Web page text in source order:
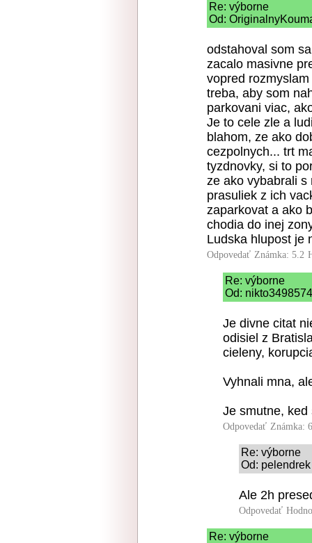
Re: výborne
Od:
odstahoval som
zacalo masivne
vopred
treba, aby som
parkovani viac,
Je to cele zle a
blahom, ze ako
cezpolnych... trt
tyzdnovky, si to
ze ako vybabrali s
prasuliek z ich
zaparkovat a ako
chodia do inej
Ludska hlupost je
Odpovedať Známka: 5.2
Re: výborne
Od:
Je divne citat
odisiel z
cieleny,
Vyhnali mna,
Je smutne,
Odpovedať Známka:
Re: výborne
Od:
Ale 2h
Odpovedať
Re: výborne